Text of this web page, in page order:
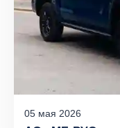
05 мая 2026